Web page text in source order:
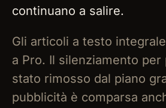
continuano a salire.
Gli articoli a testo
a Pro. Il silenziamento per
stato rimosso dal piano
pubblicità è comparsa